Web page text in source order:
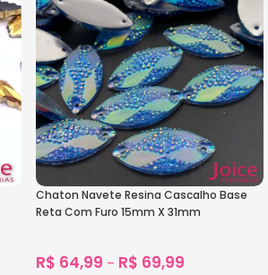
Chaton Navete Resina Cascalho Base
Reta Com Furo 15mm X 31mm
R$ 64,99 – R$ 69,99